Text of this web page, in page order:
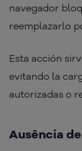
navegador
reemplazarlo
Esta acción
evitando la
autorizadas o
Ausência